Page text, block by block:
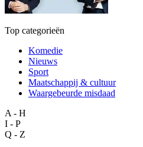
Top categorieën
Komedie
Nieuws
Sport
Maatschappij & cultuur
Waargebeurde misdaad
A - H
I - P
Q - Z